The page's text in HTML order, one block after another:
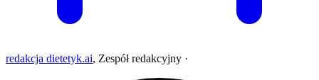
redakcja dietetyk.ai, Zespół redakcyjny ·